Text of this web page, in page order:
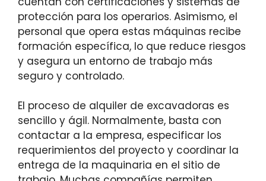
protección para los operarios. Asimismo, el
personal que opera estas máquinas recibe
formación específica, lo que reduce riesgos
y asegura un entorno de trabajo más
seguro y controlado.
El proceso de alquiler de excavadoras es
sencillo y ágil. Normalmente, basta con
contactar a la empresa, especificar los
requerimientos del proyecto y coordinar la
entrega de la maquinaria en el sitio de